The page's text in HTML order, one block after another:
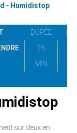
- Humidistop
DURÉE
26
MIN
sur deux en